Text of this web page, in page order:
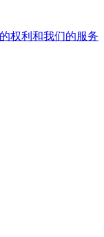
权利和我们的服务